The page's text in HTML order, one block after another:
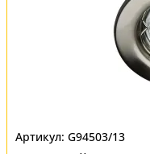
G94503/13